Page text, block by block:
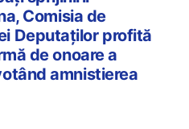
Comisia de
Deputaților profită
de onoare a
amnistierea